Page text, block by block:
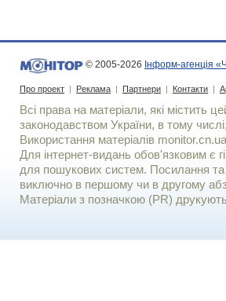
© 2005-2026 Інформ-агенція
Про проект | Реклама | Партнери | Контакти |
Всі права на матеріали, які містить
законодавством України, в тому
Використання матерiалiв
Для iнтернет-видань обов'язковим є
для пошукових систем. Посилання та
виключно в першому чи в другому
Матеріали з позначкою (PR)